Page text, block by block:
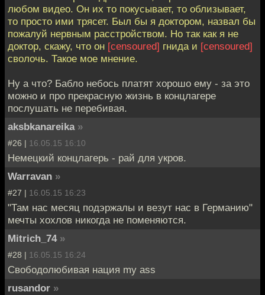
любом видео. Он их то покусывает, то облизывает,
то просто ими трясет. Был бы я доктором, назвал бы
пожалуй нервным расстройством. Но так как я не
доктор, скажу, что он [censoured] гнида и [censoured]
сволочь. Такое мое мнение.
Ну а что? Бабло небось платят хорошо ему - за это
можно и про прекрасную жизнь в концлагере
послушать не перебивая.
aksbkanareika »
#26 | 16.05.15 16:10
Немецкий концлагерь - рай для укров.
Warravan »
#27 | 16.05.15 16:23
"Там нас месяц подэржалы и везут нас в Германию"
мечты хохлов никогда не поменяются.
Mitrich_74 »
#28 | 16.05.15 16:24
Свободолюбивая нация my ass
rusandor »